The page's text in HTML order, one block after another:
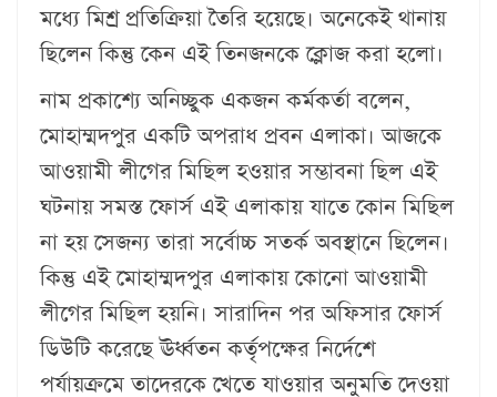
মধ্যে মিশ্র প্রতিক্রিয়া তৈরি হয়েছে। অনেকেই থানায়
ছিলেন কিন্তু কেন এই তিনজনকে ক্লোজ করা হলো।
নাম প্রকাশ্যে অনিচ্ছুক একজন কর্মকর্তা বলেন,
মোহাম্মদপুর একটি অপরাধ প্রবন এলাকা। আজকে
আওয়ামী লীগের মিছিল হওয়ার সম্ভাবনা ছিল এই
ঘটনায় সমস্ত ফোর্স এই এলাকায় যাতে কোন মিছিল
না হয় সেজন্য তারা সর্বোচ্চ সতর্ক অবস্থানে ছিলেন।
কিন্তু এই মোহাম্মদপুর এলাকায় কোনো আওয়ামী
লীগের মিছিল হয়নি। সারাদিন পর অফিসার ফোর্স
ডিউটি করেছে ঊর্ধ্বতন কর্তৃপক্ষের নির্দেশে
পর্যায়ক্রমে তাদেরকে খেতে যাওয়ার অনুমতি দেওয়া